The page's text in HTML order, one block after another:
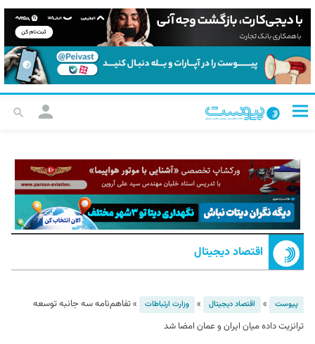
اقتصاد دیجیتال
پیوست » اقتصاد دیجیتال » وزارت ارتباطات »تفاهم‌نامه سه جانبه توسعه
ترانزیت داده میان ایران و عمان امضا شد